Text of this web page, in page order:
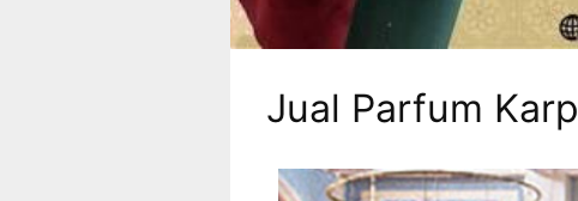
Jual Parfum